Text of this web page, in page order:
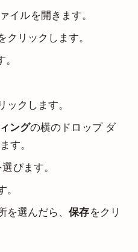
イルを開きます。
クリックします。
ックします。
ングの横のドロップ ダ
す。
選びます。
を選んだら、保存をクリ